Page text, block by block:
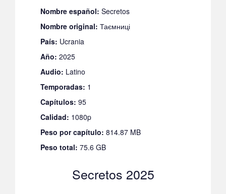
Nombre español: Secretos
Nombre original: Таємниці
País: Ucrania
Año: 2025
Audio: Latino
Temporadas: 1
Capítulos: 95
Calidad: 1080p
Peso por capítulo: 814.87 MB
Peso total: 75.6 GB
Secretos 2025